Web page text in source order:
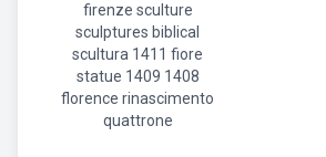
firenze sculture
sculptures biblical
scultura 1411 fiore
statue 1409 1408
florence rinascimento
quattrone